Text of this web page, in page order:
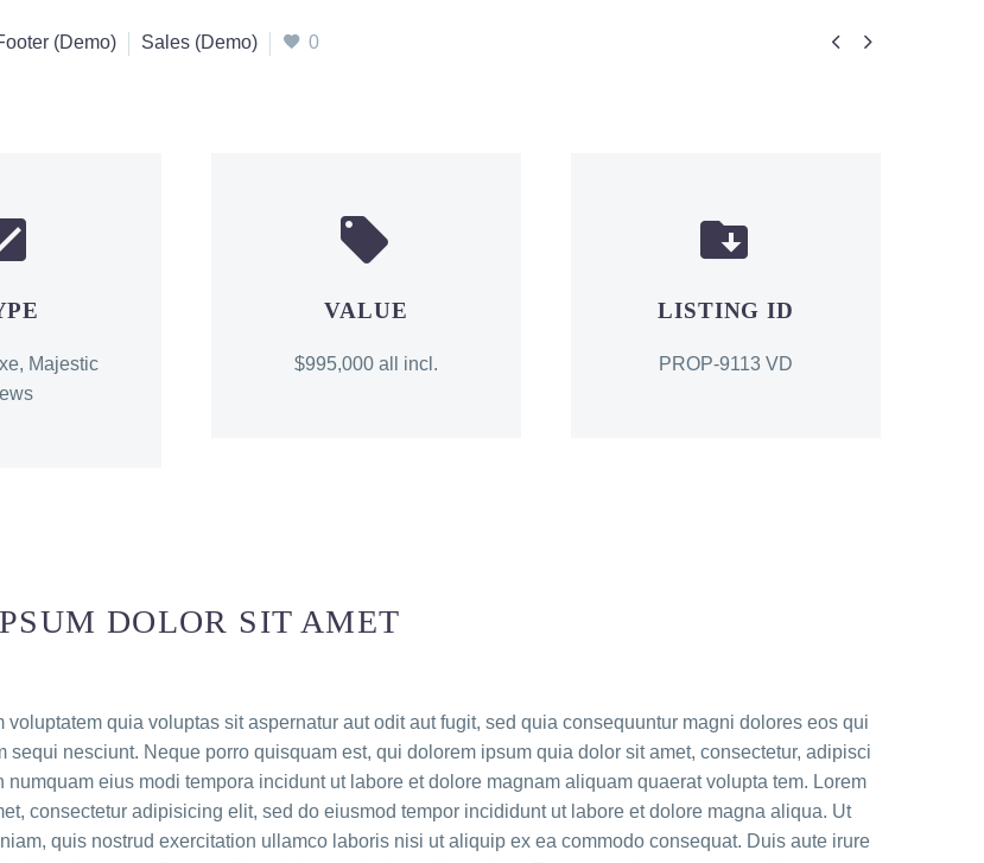
 
(Demo) Sales (Demo) 0
Majestic


VALUE
$995,000 all incl.


LISTING ID
PROP-9113 VD
DOLOR SIT AMET
voluptatem quia voluptas sit aspernatur aut odit aut fugit, sed quia consequuntur magni dolores eos qui
sequi nesciunt. Neque porro quisquam est, qui dolorem ipsum quia dolor sit amet, consectetur, adipisci
numquam eius modi tempora incidunt ut labore et dolore magnam aliquam quaerat volupta tem. Lorem
consectetur adipisicing elit, sed do eiusmod tempor incididunt ut labore et dolore magna aliqua. Ut
quis nostrud exercitation ullamco laboris nisi ut aliquip ex ea commodo consequat. Duis aute irure